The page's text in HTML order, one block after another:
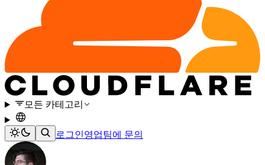
모든 카테고리
로그인영업팀에 문의